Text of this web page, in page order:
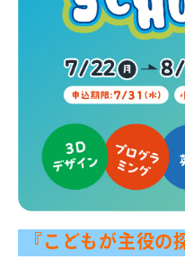
『こどもが主役の